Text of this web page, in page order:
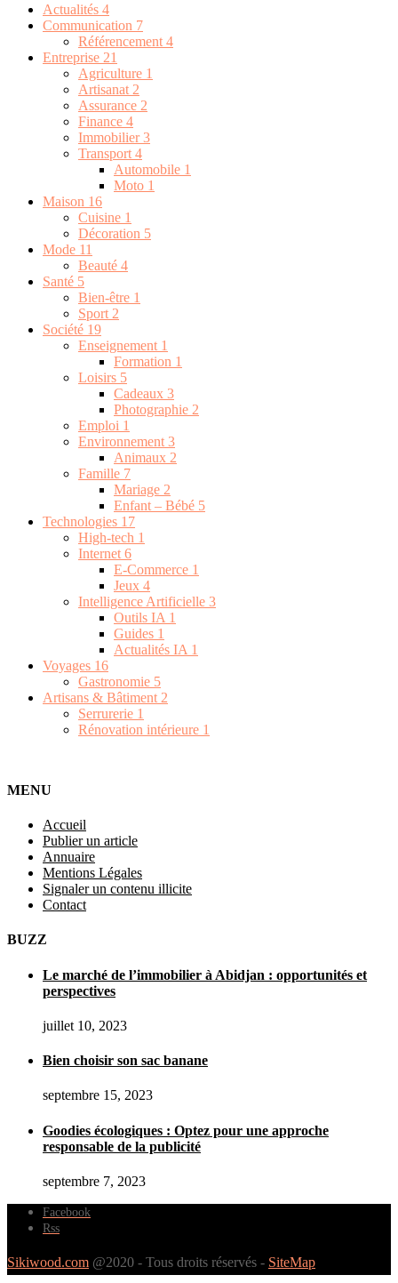
Actualités 4
Communication 7
Référencement 4
Entreprise 21
Agriculture 1
Artisanat 2
Assurance 2
Finance 4
Immobilier3
Transport 4
Automobile 1
Moto 1
Maison 16
Cuisine 1
Décoration 5
Mode 11
Beauté 4
Santé 5
Bien-être 1
Sport 2
Société 19
Enseignement 1
Formation 1
Loisirs 5
Cadeaux 3
Photographie 2
Emploi 1
Environnement 3
Animaux 2
Famille 7
Mariage 2
Enfant – Bébé 5
Technologies 17
High-tech 1
Internet 6
E-Commerce 1
Jeux 4
Intelligence Artificielle 3
Outils IA 1
Guides 1
Actualités IA 1
Voyages 16
Gastronomie 5
Artisans & Bâtiment 2
Serrurerie 1
Rénovation intérieure 1
MENU
Accueil
Publier un article
Annuaire
Mentions Légales
Signaler un contenu illicite
Contact
BUZZ
Le marché de l’immobilier à Abidjan : opportunités et
perspectives
juillet 10, 2023
Bien choisir son sac banane
septembre 15, 2023
Goodies écologiques : Optez pour une approche
responsable de la publicité
septembre 7, 2023
Facebook
Rss
Sikiwood.com @2020 - Tous droits réservés - SiteMap